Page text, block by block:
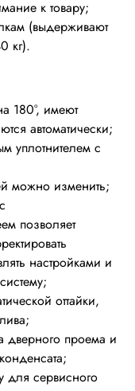
к товару;
(выдерживают
кг).
180°, имеют
автоматически;
уплотнителем с
можно изменить;
позволяет
настройками и
оттайки,
дверного проема и
для сервисного